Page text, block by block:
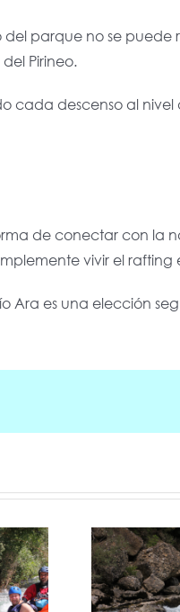
parque no se
Pirineo.
cada descenso al
de conectar con la
vivir el
Ara es una elección